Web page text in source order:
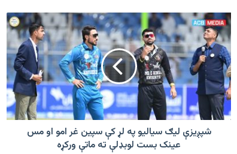
شپږیزې
لیګ
سیالیو
په
لړ
کې
سپین
غر
امو
شپږیزې لیګ سیالیو په لړ کې سپین غر امو او مس
عینک بست لوبډلې ته ماتې ورکړه